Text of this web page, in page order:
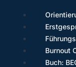
Burnout
Buch: